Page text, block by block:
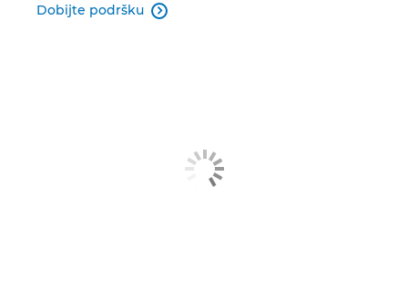
Dobijte podršku 